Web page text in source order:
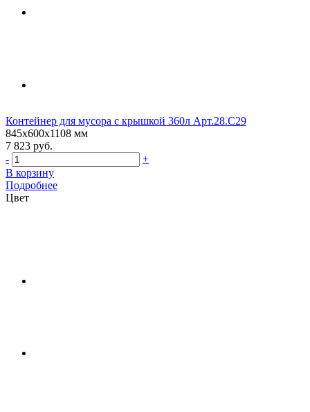
Контейнер для мусора с крышкой 360л Арт.28.C29
845х600х1108 мм
7 823 руб.
-
+
В корзину
Подробнее
Цвет